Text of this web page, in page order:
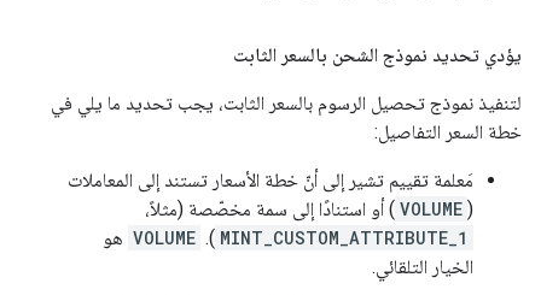
يؤدي تحديد نموذج الشحن بالسعر الثابت
لتنفيذ نموذج تحصيل الرسوم بالسعر الثابت، يجب تحديد ما يلي في
خطة السعر التفاصيل:
مَعلمة تقييم تشير إلى أنّ خطة الأسعار تستند إلى المعاملات
(
VOLUME ) أو استنادًا إلى سمة مخصّصة (مثلاً،
MINT_CUSTOM_ATTRIBUTE_1
).
VOLUME هو
الخيار التلقائي.